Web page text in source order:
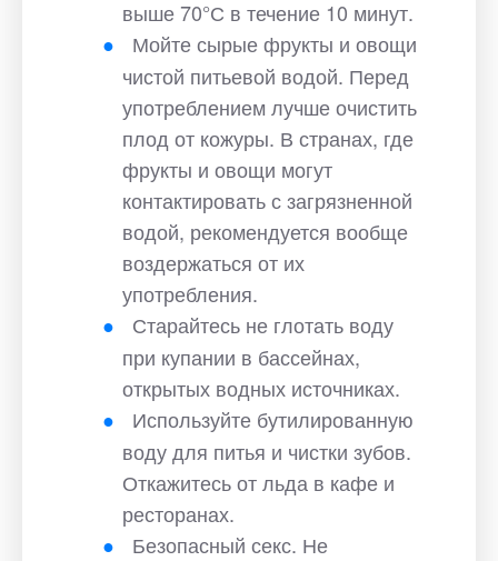
выше 70°С в течение 10 минут.
Мойте сырые фрукты и овощи
чистой питьевой водой. Перед
употреблением лучше очистить
плод от кожуры. В странах, где
фрукты и овощи могут
контактировать с загрязненной
водой, рекомендуется вообще
воздержаться от их
употребления.
Старайтесь не глотать воду
при купании в бассейнах,
открытых водных источниках.
Используйте бутилированную
воду для питья и чистки зубов.
Откажитесь от льда в кафе и
ресторанах.
Безопасный секс. Не